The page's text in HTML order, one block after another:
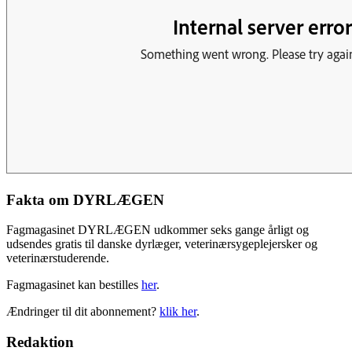
Fakta om DYRLÆGEN
Fagmagasinet DYRLÆGEN udkommer seks gange årligt og
udsendes gratis til danske dyrlæger, veterinærsygeplejersker og
veterinærstuderende.
Fagmagasinet kan bestilles her.
Ændringer til dit abonnement? klik her.
Redaktion